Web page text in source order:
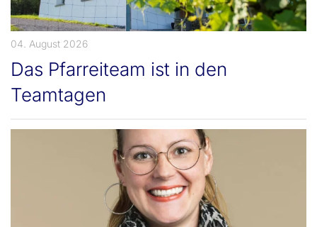
04. August 2026
Das Pfarreiteam ist in den
Teamtagen